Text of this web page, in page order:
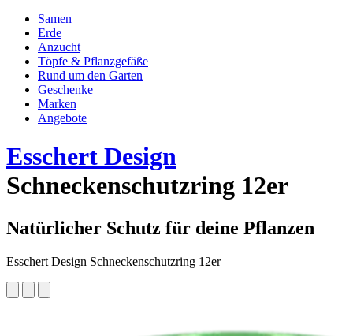
Samen
Erde
Anzucht
Töpfe & Pflanzgefäße
Rund um den Garten
Geschenke
Marken
Angebote
Esschert Design
Schneckenschutzring 12er
Natürlicher Schutz für deine Pflanzen
Esschert Design Schneckenschutzring 12er